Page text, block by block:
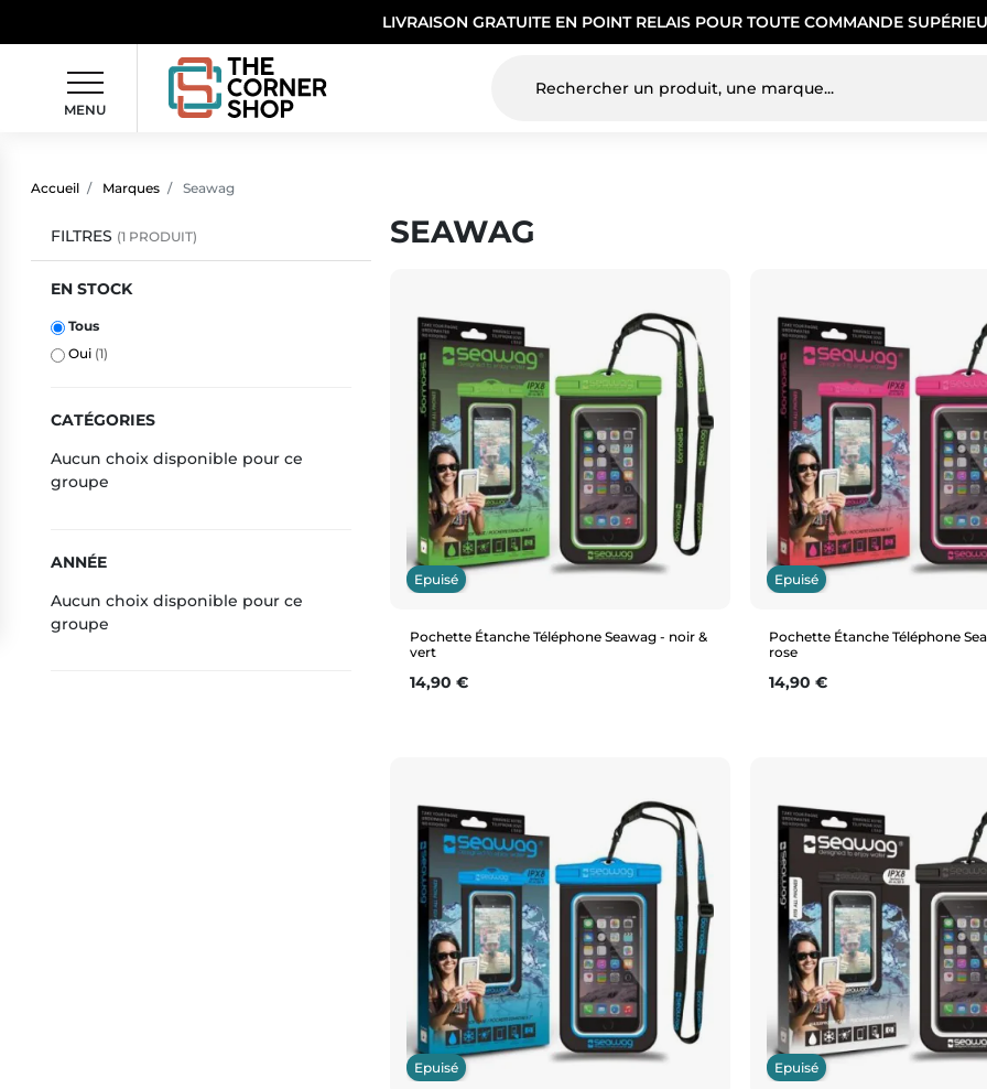
LIVRAISON GRATUITE EN POINT RELAIS POUR TOUTE COMMANDE
MENU
Accueil Marques Seawag
FILTRES (1 PRODUIT)
EN STOCK
Tous
Oui (1)
CATÉGORIES
Aucun choix disponible pour ce
groupe
ANNÉE
Aucun choix disponible pour ce
groupe
SEAWAG
Epuisé
Pochette Étanche Téléphone Seawag - noir &
vert
Prix
14,90 €
Epuisé
Pochette Étanche Téléphone
rose
Prix
14,90 €
Epuisé Epuisé